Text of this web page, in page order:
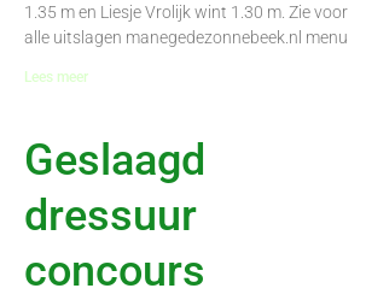
1.35 m en Liesje Vrolijk wint 1.30 m. Zie voor
alle uitslagen manegedezonnebeek.nl menu
Lees meer
Geslaagd
dressuur
concours